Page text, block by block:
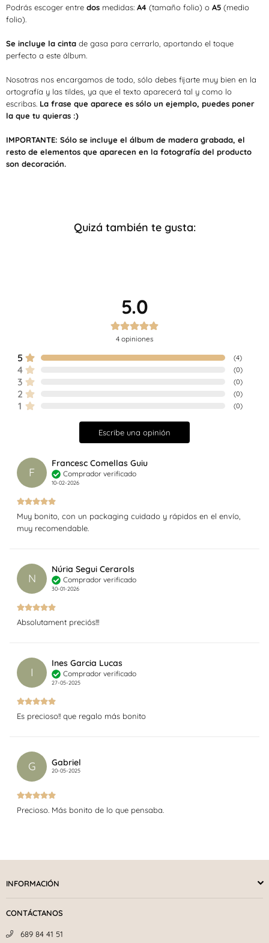
Podrás escoger entre dos medidas: A4 (tamaño folio) o A5 (medio
folio).
Se incluye la cinta de gasa para cerrarlo, aportando el toque
perfecto a este álbum.
Nosotras nos encargamos de todo, sólo debes fijarte muy bien en la
ortografía y las tildes, ya que el texto aparecerá tal y como lo
escribas. La frase que aparece es sólo un ejemplo, puedes poner
la que tu quieras :)
IMPORTANTE: Sólo se incluye el álbum de madera grabada, el
resto de elementos que aparecen en la fotografía del producto
son decoración.
Quizá también te gusta:
5.0
4 opiniones
5 (4)
4 (0)
3 (0)
2 (0)
1 (0)
Escribe una opinión
F
Francesc Comellas Guiu
Comprador verificado
10-02-2026
Muy bonito, con un packaging cuidado y rápidos en el envío,
muy recomendable.
N
Núria Segui Cerarols
Comprador verificado
30-01-2026
Absolutament preciós!!!
I
Ines Garcia Lucas
Comprador verificado
27-05-2025
Es precioso!! que regalo más bonito
G Gabriel
20-05-2025
Precioso. Más bonito de lo que pensaba.
INFORMACIÓN
CONTÁCTANOS
689 84 41 51